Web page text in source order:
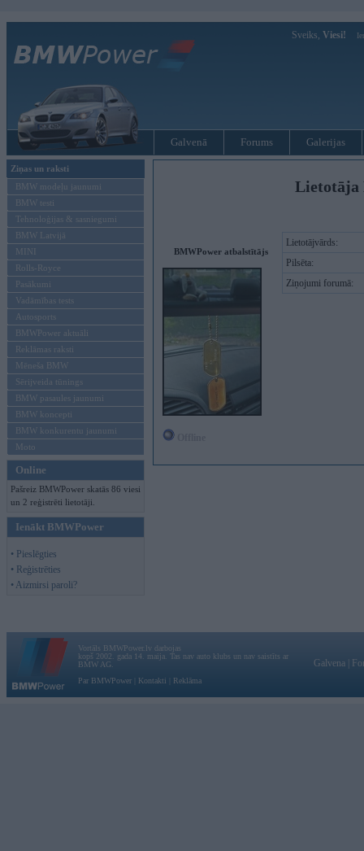
Sveiks, Viesi!
Galvenā Forums Galerijas
Ziņas un raksti
BMW modeļu jaunumi
BMW testi
Tehnoloģijas & sasniegumi
BMW Latvijā
MINI
Rolls-Royce
Pasākumi
Vadāmības tests
Autosports
BMWPower aktuāli
Reklāmas raksti
Mēneša BMW
Sērijveida tūnings
BMW pasaules jaunumi
BMW koncepti
BMW konkurentu jaunumi
Moto
Online
Pašreiz BMWPower skatās 86 viesi
un 2 reģistrēti lietotāji.
Ienākt BMWPower
• Pieslēgties
• Reģistrēties
• Aizmirsi paroli?
Lietotāja
BMWPower atbalstītājs
Lietotājvārds:
Pilsēta:
Ziņojumi forumā:
Vortāls BMWPower.lv darbojas
kopš 2002. gada 14. maija. Tas nav auto klubs un nav saistīts ar
BMW AG.
Par BMWPower
Kontakti Reklāma
Galvena